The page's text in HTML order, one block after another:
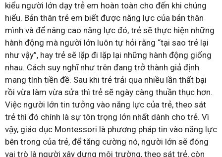
kiểu người lớn dạy trẻ em hoàn toàn cho đến khi chúng
hiểu. Bản thân trẻ em biết được năng lực của bản thân
mình và để nâng cao năng lực đó, trẻ sẽ thực hiện những
hành động mà người lớn luôn tự hỏi rằng “tại sao trẻ lại
như vậy”, hay trẻ sẽ lặp đi lặp lại những hành động giống
nhau. Cách suy nghĩ như trên đang trở thành giả định
mang tính tiền đề. Sau khi trẻ trải qua nhiều lần thất bại
rồi vừa làm vừa sửa thì trẻ sẽ ngày càng thuần thục hơn.
Việc người lớn tin tưởng vào năng lực của trẻ, theo sát
trẻ thì đó chính là sự tôn trọng lớn nhất dành cho trẻ. Vì
vậy, giáo dục Montessori là phương pháp tin vào năng lực
bên trong của trẻ, để tăng cường nó, người lớn sẽ đóng
vai trò là người xây dựng môi trường, theo sát trẻ, còn